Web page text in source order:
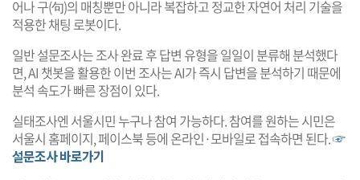
어나 구(句)의 매칭뿐만 아니라 복잡하고 정교한 자연어 처리 기술을
적용한 채팅 로봇이다.
일반 설문조사는 조사 완료 후 답변 유형을 일일이 분류해 분석했다
면, AI 챗봇을 활용한 이번 조사는 AI가 즉시 답변을 분석하기 때문에
분석 속도가 빠른 장점이 있다.
실태조사엔 서울시민 누구나 참여 가능하다. 참여를 원하는 시민은
서울시 홈페이지, 페이스북 등에 온라인·모바일로 접속하면 된다.☞
설문조사 바로가기